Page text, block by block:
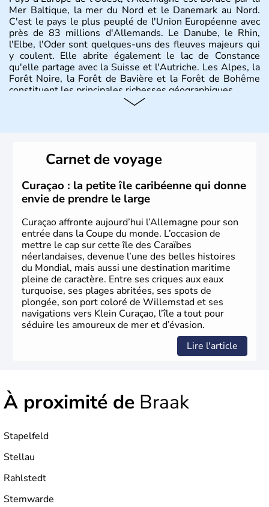
Mer Baltique, la mer du Nord et le Danemark au Nord.
C'est le pays le plus peuplé de l'Union Européenne avec
près de 83 millions d'Allemands. Le Danube, le Rhin,
l'Elbe, l'Oder sont quelques-uns des fleuves majeurs qui
y coulent. Elle abrite également le lac de Constance
qu'elle partage avec la Suisse et l'Autriche. Les Alpes, la
Forêt Noire, la Forêt de Bavière et la Forêt de Bohême
constituent les principales richesses géographiques.
lesquelles bénéficient d'une grande autonomie. Le pays
peut se targuer de grands noms qu'il a vu naître dans tous
les domaines, des arts à la politique en passant par la
philosophie. Hertz, Gutenberg, Heidegger, Thomas Mann,
Herman Hesse ou bien Hegel en font partie.
Carnet de voyage
Curaçao : la petite île caribéenne qui donne
envie de prendre le large
Curaçao affronte aujourd’hui l’Allemagne pour son
entrée dans la Coupe du monde. L’occasion de
mettre le cap sur cette île des Caraïbes
néerlandaises, devenue l’une des belles histoires
du Mondial, mais aussi une destination maritime
pleine de caractère. Entre ses criques aux eaux
turquoise, ses plages abritées, ses spots de
plongée, son port coloré de Willemstad et ses
navigations vers Klein Curaçao, l’île a tout pour
séduire les amoureux de mer et d’évasion.
Lire l'article
À proximité de Braak
Stapelfeld
Stellau
Rahlstedt
Stemwarde